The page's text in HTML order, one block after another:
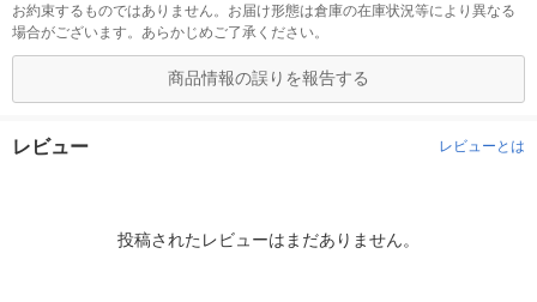
お約束するものではありません。お届け形態は倉庫の在庫状況等により異なる
場合がございます。あらかじめご了承ください。
商品情報の誤りを報告する
レビュー レビューとは
投稿されたレビューはまだありません。